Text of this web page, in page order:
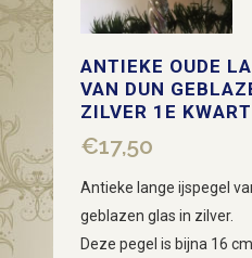
ANTIEKE OUDE
VAN DUN
ZILVER 1E
€17,50
Antieke lange ijspegel
geblazen glas in zilver.
Deze pegel is bijna 16